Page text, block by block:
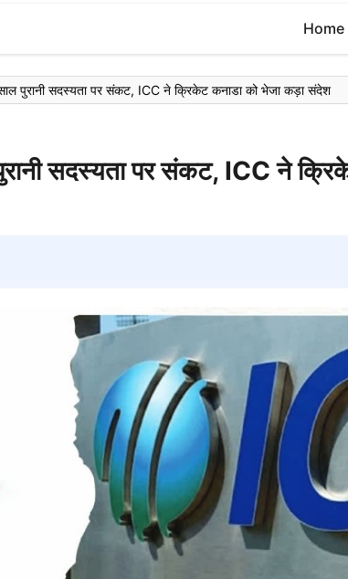
Home
पुरानी सदस्यता पर संकट, ICC ने क्रिकेट कनाडा को भेजा कड़ा संदेश
सदस्यता पर संकट, ICC ने